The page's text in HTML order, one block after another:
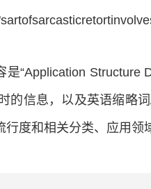
是“Application Structure
的信息，以及英语缩略
行度和相关分类、应用领